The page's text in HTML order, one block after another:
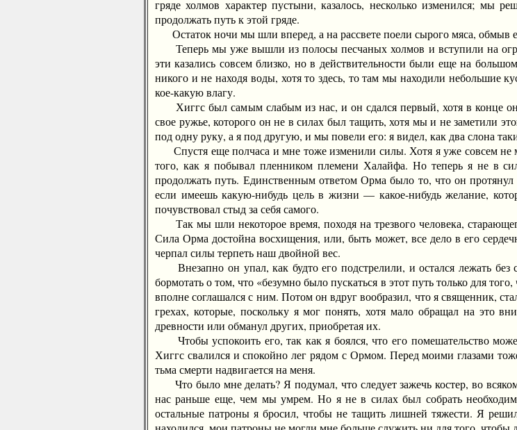
гряде холмов характер пустыни, казалось, несколько изменился; мы
продолжать путь к этой гряде.
Остаток ночи мы шли вперед, а на рассвете поели сырого мяса, обмыв
Теперь мы уже вышли из полосы песчаных холмов и вступили на
эти казались совсем близко, но в действительности были еще на
никого и не находя воды, хотя то здесь, то там мы находили небольшие
кое-какую влагу.
Хиггс был самым слабым из нас, и он сдался первый, хотя в конце он
свое ружье, которого он не в силах был тащить, хотя мы и не заметили
под одну руку, а я под другую, и мы повели его: я видел, как два слона
Спустя еще полчаса и мне тоже изменили силы. Хотя я уже совсем
того, как я побывал пленником племени Халайфа. Но теперь я не в
продолжать путь. Единственным ответом Орма было то, что он
если имеешь какую-нибудь цель в жизни — какое-нибудь желание,
почувствовал стыд за себя самого.
Так мы шли некоторое время, походя на трезвого человека,
Сила Орма достойна восхищения, или, быть может, все дело в его
черпал силы терпеть наш двойной вес.
Внезапно он упал, как будто его подстрелили, и остался лежать без
бормотать о том, что «безумно было пускаться в этот путь только для
вполне соглашался с ним. Потом он вдруг вообразил, что я священник,
грехах, которые, поскольку я мог понять, хотя мало обращал на это
древности или обманул других, приобретая их.
Чтобы успокоить его, так как я боялся, что его помешательство
Хиггс свалился и спокойно лег рядом с Ормом. Перед моими глазами
тьма смерти надвигается на меня.
Что было мне делать? Я подумал, что следует зажечь костер, во
нас раньше еще, чем мы умрем. Но я не в силах был собрать
остальные патроны я бросил, чтобы не тащить лишней тяжести. Я